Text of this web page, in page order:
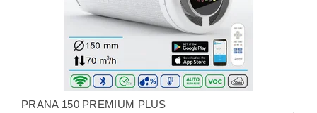
PRANA 150 PREMIUM PLUS